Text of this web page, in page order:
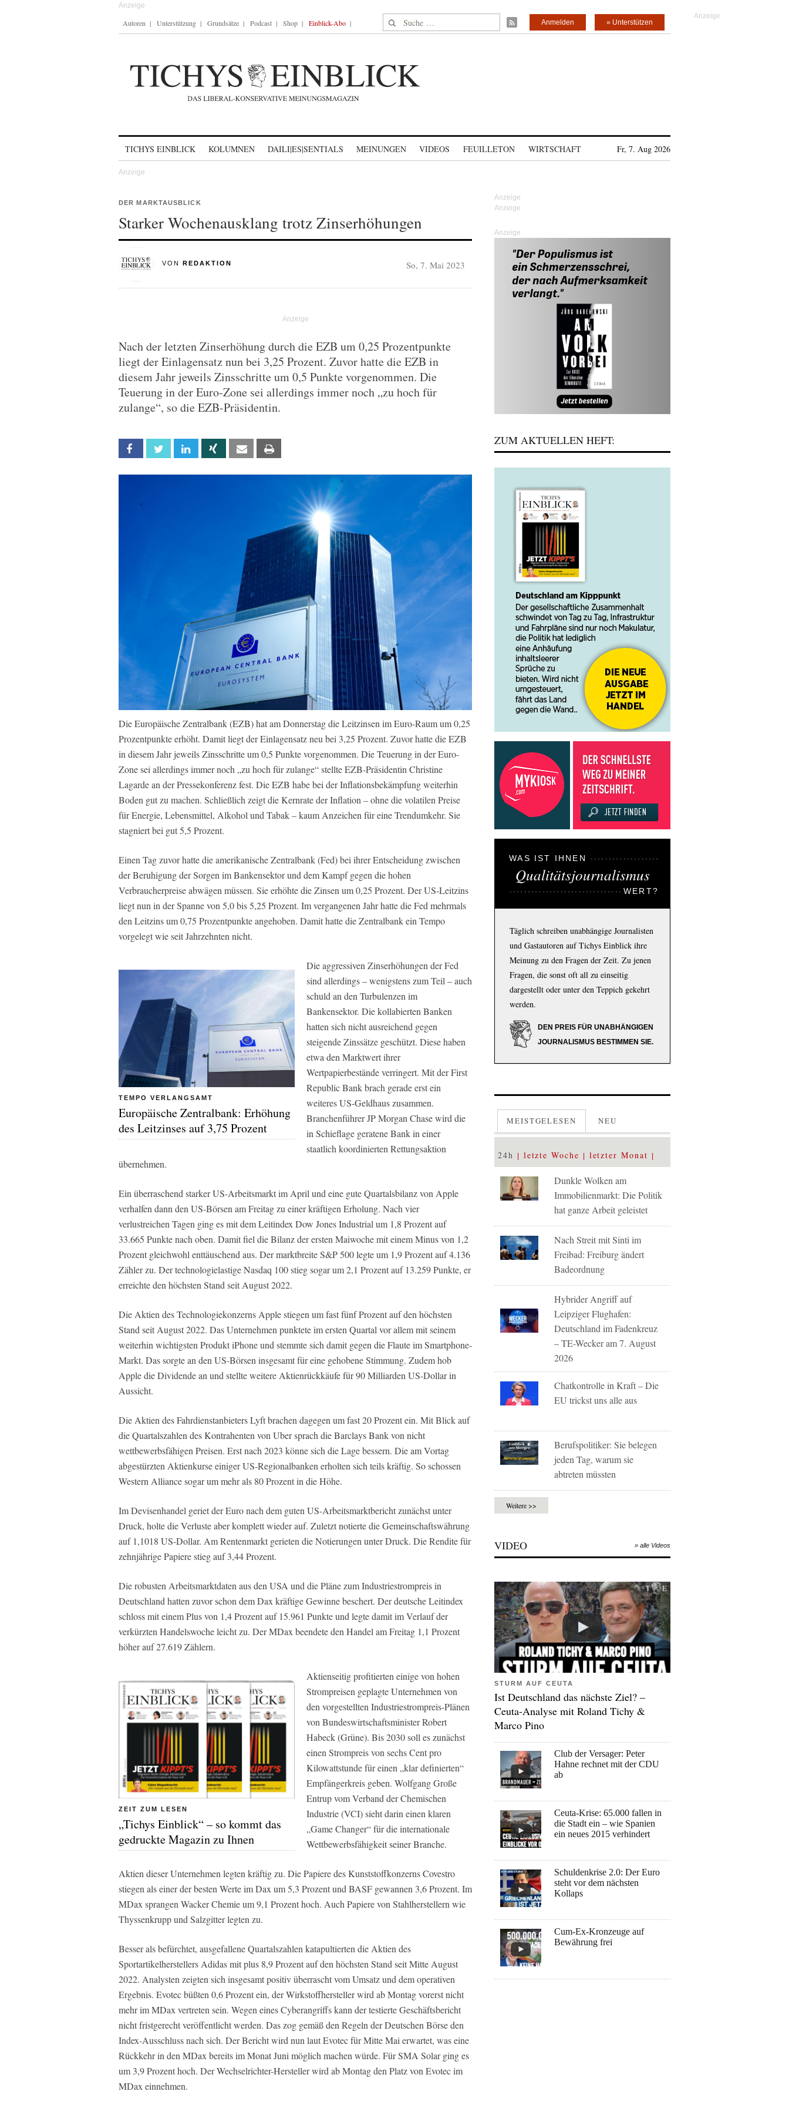
Autoren Unterstützung Grundsätze Podcast Shop Einblick-Abo Suche nach: » Unterstützen
Anmelden
TICHYS EINBLICK KOLUMNEN DAILI|ES|SENTIALS MEINUNGEN VIDEOS FEUILLETON WIRTSCHAFT Fr, 7. Aug 2026
DER MARKTAUSBLICK
Starker Wochenausklang trotz Zinserhöhungen
VON REDAKTION So, 7. Mai 2023
Nach der letzten Zinserhöhung durch die EZB um 0,25 Prozentpunkte
liegt der Einlagensatz nun bei 3,25 Prozent. Zuvor hatte die EZB in
diesem Jahr jeweils Zinsschritte um 0,5 Punkte vorgenommen. Die
Teuerung in der Euro-Zone sei allerdings immer noch „zu hoch für
zulange“, so die EZB-Präsidentin.
Facebook Twitter Linkedin Xing Email
Die Europäische Zentralbank (EZB) hat am Donnerstag die Leitzinsen im Euro-Raum um 0,25
Prozentpunkte erhöht. Damit liegt der Einlagensatz neu bei 3,25 Prozent. Zuvor hatte die EZB
in diesem Jahr jeweils Zinsschritte um 0,5 Punkte vorgenommen. Die Teuerung in der Euro-
Zone sei allerdings immer noch „zu hoch für zulange“ stellte EZB-Präsidentin Christine
Lagarde an der Pressekonferenz fest. Die EZB habe bei der Inflationsbekämpfung weiterhin
Boden gut zu machen. Schließlich zeigt die Kernrate der Inflation – ohne die volatilen Preise
für Energie, Lebensmittel, Alkohol und Tabak – kaum Anzeichen für eine Trendumkehr. Sie
stagniert bei gut 5,5 Prozent.
Einen Tag zuvor hatte die amerikanische Zentralbank (Fed) bei ihrer Entscheidung zwischen
der Beruhigung der Sorgen im Bankensektor und dem Kampf gegen die hohen
Verbraucherpreise abwägen müssen. Sie erhöhte die Zinsen um 0,25 Prozent. Der US-Leitzins
liegt nun in der Spanne von 5,0 bis 5,25 Prozent. Im vergangenen Jahr hatte die Fed mehrmals
den Leitzins um 0,75 Prozentpunkte angehoben. Damit hatte die Zentralbank ein Tempo
vorgelegt wie seit Jahrzehnten nicht.
TEMPO VERLANGSAMT
Europäische Zentralbank: Erhöhung
des Leitzinses auf 3,75 Prozent
Die aggressiven Zinserhöhungen der Fed
sind allerdings – wenigstens zum Teil – auch
schuld an den Turbulenzen im
Bankensektor. Die kollabierten Banken
hatten sich nicht ausreichend gegen
steigende Zinssätze geschützt. Diese haben
etwa den Marktwert ihrer
Wertpapierbestände verringert. Mit der First
Republic Bank brach gerade erst ein
weiteres US-Geldhaus zusammen.
Branchenführer JP Morgan Chase wird die
in Schieflage geratene Bank in einer
staatlich koordinierten Rettungsaktion
übernehmen.
Ein überraschend starker US-Arbeitsmarkt im April und eine gute Quartalsbilanz von Apple
verhalfen dann den US-Börsen am Freitag zu einer kräftigen Erholung. Nach vier
verlustreichen Tagen ging es mit dem Leitindex Dow Jones Industrial um 1,8 Prozent auf
33.665 Punkte nach oben. Damit fiel die Bilanz der ersten Maiwoche mit einem Minus von 1,2
Prozent gleichwohl enttäuschend aus. Der marktbreite S&P 500 legte um 1,9 Prozent auf 4.136
Zähler zu. Der technologielastige Nasdaq 100 stieg sogar um 2,1 Prozent auf 13.259 Punkte, er
erreichte den höchsten Stand seit August 2022.
Die Aktien des Technologiekonzerns Apple stiegen um fast fünf Prozent auf den höchsten
Stand seit August 2022. Das Unternehmen punktete im ersten Quartal vor allem mit seinem
weiterhin wichtigsten Produkt iPhone und stemmte sich damit gegen die Flaute im Smartphone-
Markt. Das sorgte an den US-Börsen insgesamt für eine gehobene Stimmung. Zudem hob
Apple die Dividende an und stellte weitere Aktienrückkäufe für 90 Milliarden US-Dollar in
Aussicht.
Die Aktien des Fahrdienstanbieters Lyft brachen dagegen um fast 20 Prozent ein. Mit Blick auf
die Quartalszahlen des Kontrahenten von Uber sprach die Barclays Bank von nicht
wettbewerbsfähigen Preisen. Erst nach 2023 könne sich die Lage bessern. Die am Vortag
abgestürzten Aktienkurse einiger US-Regionalbanken erholten sich teils kräftig. So schossen
Western Alliance sogar um mehr als 80 Prozent in die Höhe.
Im Devisenhandel geriet der Euro nach dem guten US-Arbeitsmarktbericht zunächst unter
Druck, holte die Verluste aber komplett wieder auf. Zuletzt notierte die Gemeinschaftswährung
auf 1,1018 US-Dollar. Am Rentenmarkt gerieten die Notierungen unter Druck. Die Rendite für
zehnjährige Papiere stieg auf 3,44 Prozent.
Die robusten Arbeitsmarktdaten aus den USA und die Pläne zum Industriestrompreis in
Deutschland hatten zuvor schon dem Dax kräftige Gewinne beschert. Der deutsche Leitindex
schloss mit einem Plus von 1,4 Prozent auf 15.961 Punkte und legte damit im Verlauf der
verkürzten Handelswoche leicht zu. Der MDax beendete den Handel am Freitag 1,1 Prozent
höher auf 27.619 Zählern.
ZEIT ZUM LESEN
„Tichys Einblick“ – so kommt das
gedruckte Magazin zu Ihnen
Aktienseitig profitierten einige von hohen
Strompreisen geplagte Unternehmen von
den vorgestellten Industriestrompreis-Plänen
von Bundeswirtschaftsminister Robert
Habeck (Grüne). Bis 2030 soll es zunächst
einen Strompreis von sechs Cent pro
Kilowattstunde für einen „klar definierten“
Empfängerkreis geben. Wolfgang Große
Entrup vom Verband der Chemischen
Industrie (VCI) sieht darin einen klaren
„Game Changer“ für die internationale
Wettbewerbsfähigkeit seiner Branche.
Aktien dieser Unternehmen legten kräftig zu. Die Papiere des Kunststoffkonzerns Covestro
stiegen als einer der besten Werte im Dax um 5,3 Prozent und BASF gewannen 3,6 Prozent. Im
MDax sprangen Wacker Chemie um 9,1 Prozent hoch. Auch Papiere von Stahlherstellern wie
Thyssenkrupp und Salzgitter legten zu.
Besser als befürchtet, ausgefallene Quartalszahlen katapultierten die Aktien des
Sportartikelherstellers Adidas mit plus 8,9 Prozent auf den höchsten Stand seit Mitte August
2022. Analysten zeigten sich insgesamt positiv überrascht vom Umsatz und dem operativen
Ergebnis. Evotec büßten 0,6 Prozent ein, der Wirkstoffhersteller wird ab Montag vorerst nicht
mehr im MDax vertreten sein. Wegen eines Cyberangriffs kann der testierte Geschäftsbericht
nicht fristgerecht veröffentlicht werden. Das zog gemäß den Regeln der Deutschen Börse den
Index-Ausschluss nach sich. Der Bericht wird nun laut Evotec für Mitte Mai erwartet, was eine
Rückkehr in den MDax bereits im Monat Juni möglich machen würde. Für SMA Solar ging es
um 3,9 Prozent hoch. Der Wechselrichter-Hersteller wird ab Montag den Platz von Evotec im
MDax einnehmen.
Anzeige
ZUM AKTUELLEN HEFT:
WAS IST IHNEN
Qualitätsjournalismus
WERT?
Täglich schreiben unabhängige Journalisten
und Gastautoren auf Tichys Einblick ihre
Meinung zu den Fragen der Zeit. Zu jenen
Fragen, die sonst oft all zu einseitig
dargestellt oder unter den Teppich gekehrt
werden.
DEN PREIS FÜR UNABHÄNGIGEN
JOURNALISMUS BESTIMMEN SIE.
MEISTGELESEN NEU
24h letzte Woche letzter Monat
Dunkle Wolken am
Immobilienmarkt: Die Politik
hat ganze Arbeit geleistet
Nach Streit mit Sinti im
Freibad: Freiburg ändert
Badeordnung
Hybrider Angriff auf
Leipziger Flughafen:
Deutschland im Fadenkreuz
– TE-Wecker am 7. August
2026
Chatkontrolle in Kraft – Die
EU trickst uns alle aus
Berufspolitiker: Sie belegen
jeden Tag, warum sie
abtreten müssten
Weitere >>
VIDEO » alle Videos
STURM AUF CEUTA
Ist Deutschland das nächste Ziel? –
Ceuta-Analyse mit Roland Tichy &
Marco Pino
Club der Versager: Peter
Hahne rechnet mit der CDU
ab
Ceuta-Krise: 65.000 fallen in
die Stadt ein – wie Spanien
ein neues 2015 verhindert
Schuldenkrise 2.0: Der Euro
steht vor dem nächsten
Kollaps
Cum-Ex-Kronzeuge auf
Bewährung frei